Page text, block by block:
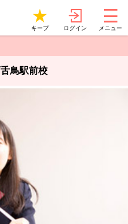
キープ ログイン メニュー
鳥駅前校